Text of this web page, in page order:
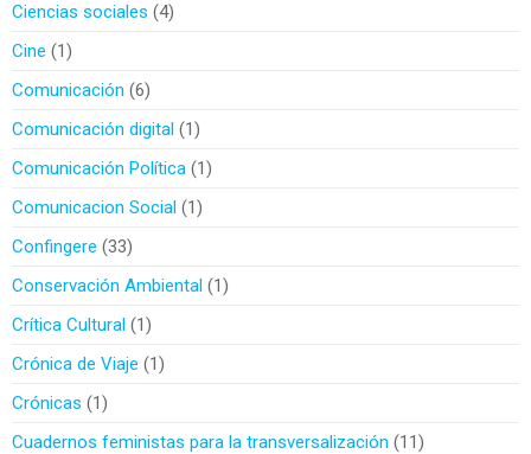
Ciencias sociales 4
Cine
1
Comunicación 6
Comunicación digital 1
Comunicación Política 1
Comunicacion Social 1
Confingere 33
Conservación Ambiental 1
Crítica Cultural 1
Crónica de Viaje
1
Crónicas
1
Cuadernos feministas para la transversalización
11